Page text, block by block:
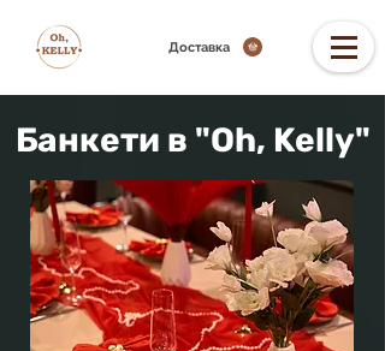
Доставка
Банкети в "Oh, Kelly"